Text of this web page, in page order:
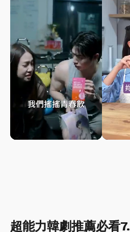
play_arrow
超能力韓劇推薦必看7.